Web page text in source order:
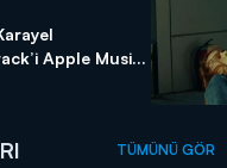
Apple Musi...
TÜMÜNÜ GÖR